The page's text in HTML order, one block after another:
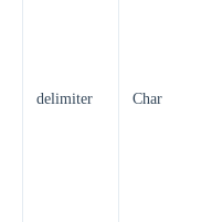
delimiter Char